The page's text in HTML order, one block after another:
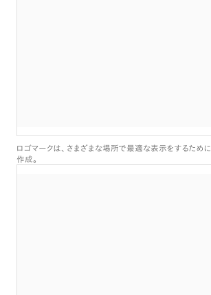
ロゴマークは、 さまざまな場所で最適な表示をするために
作成。